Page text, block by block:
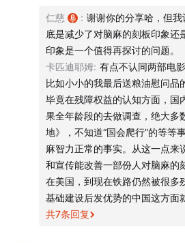
and Disney's "Out of My Mind,"
viewing experiences and
these two films present
life for people with cerebral
the image and narrative of
mainstream cinema. Cast
disabled roles! Cast disabled
roles! Cast disabled actors for
Important things bear
easy—inspiration doesn't mean
"disability label" at random.
仁慈 : 谢谢你的分享哈，但
底是减少了对脑麻的刻板印象还
印象是一个值得再探讨的问题。
卡匹迪耶姆: 有点不认同两部电
比如小小的我最后送粮油慰问品
毕竟在残障权益的认知方面，国
果全年龄段的去做调查，绝大多
地》，不知道“国会爬行”的等等
麻智力正常的事实。从这一点来
和宣传能改善一部份人对脑麻的
在美国，到现在铁路仍然被很多
基础建设后发优势的中国这方面
共7条回复